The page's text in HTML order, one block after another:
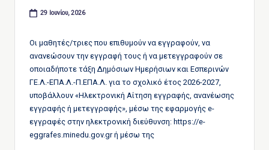
29 Ιουνίου, 2026
Οι μαθητές/τριες που επιθυμούν να εγγραφούν, να
ανανεώσουν την εγγραφή τους ή να μετεγγραφούν σε
οποιαδήποτε τάξη Δημόσιων Ημερήσιων και Εσπερινών
ΓΕ.Λ.-ΕΠΑ.Λ.-Π.ΕΠΑ.Λ. για το σχολικό έτος 2026-2027,
υποβάλλουν «Ηλεκτρονική Αίτηση εγγραφής, ανανέωσης
εγγραφής ή μετεγγραφής», μέσω της εφαρμογής e-
εγγραφές στην ηλεκτρονική διεύθυνση: https://e-
eggrafes.minedu.gov.gr ή μέσω της